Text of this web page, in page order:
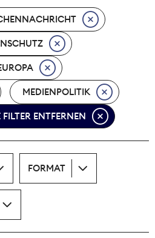
Award
Print
Recht
Tarifpolitik
Wolff-Preis
MEDIENPOLITIK
FILTER ENTFERNEN
FORMAT